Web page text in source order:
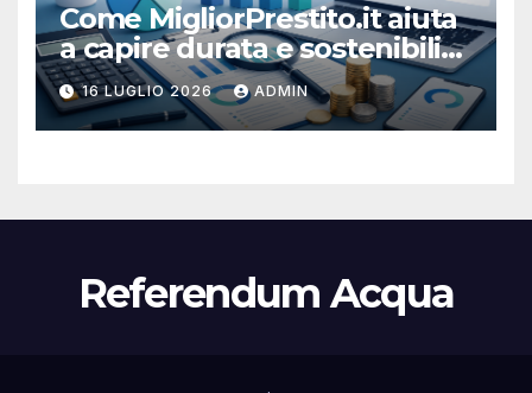
Come MigliorPrestito.it aiuta
a capire durata e sostenibilità
della rata
16 LUGLIO 2026 ADMIN
Referendum Acqua